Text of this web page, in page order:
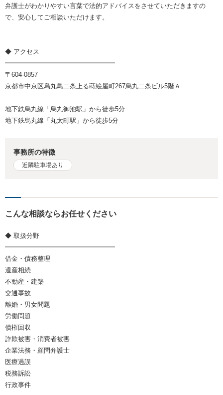
弁護士がわかりやすい言葉で法的アドバイスをさせていただきますの
で、安心してご相談いただけます。
◆ アクセス
━━━━━━━━━━━━━━━━━
〒604-0857
京都市中京区烏丸鳥二条上る蒔絵屋町267烏丸二条ビル5階Ａ
地下鉄烏丸線「烏丸御池駅」から徒歩5分
地下鉄烏丸線「丸太町駅」から徒歩5分
事務所の特徴
近隣駐車場あり
こんな相談ならお任せください
◆ 取扱分野
━━━━━━━━━━━━━━━━━
借金・債務整理
遺産相続
不動産・建築
交通事故
離婚・男女問題
労働問題
債権回収
詐欺被害・消費者被害
企業法務・顧問弁護士
医療過誤
税務訴訟
行政事件